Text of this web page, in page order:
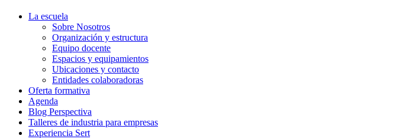
La escuela
Sobre Nosotros
Organización y estructura
Equipo docente
Espacios y equipamientos
Ubicaciones y contacto
Entidades colaboradoras
Oferta formativa
Agenda
Blog Perspectiva
Talleres de industria para empresas
Experiencia Sert